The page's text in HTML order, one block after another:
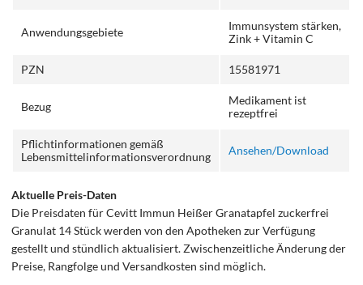
Anwendungsgebiete
Immunsystem stärken,
Zink + Vitamin C
PZN 15581971
Bezug
Medikament ist
rezeptfrei
Pflichtinformationen gemäß
Lebensmittelinformationsverordnung
Ansehen/Download
Aktuelle Preis-Daten
Die Preisdaten für Cevitt Immun Heißer Granatapfel zuckerfrei
Granulat 14 Stück werden von den Apotheken zur Verfügung
gestellt und stündlich aktualisiert. Zwischenzeitliche Änderung der
Preise, Rangfolge und Versandkosten sind möglich.